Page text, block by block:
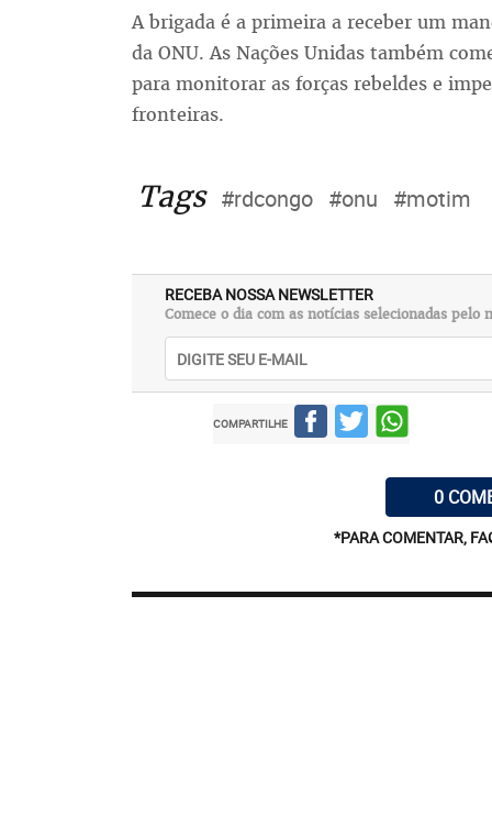
A brigada é a primeira a receber um
da ONU. As Nações Unidas também
para monitorar as forças rebeldes e
fronteiras.
Tags #rdcongo #onu #motim
RECEBA NOSSA NEWSLETTER
Comece o dia com as notícias selecionadas pelo
COMPARTILHE
0
*PARA COMENTAR,